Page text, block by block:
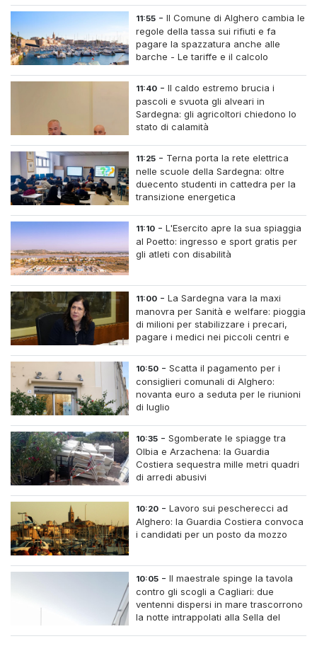
11:55 -Il Comune di Alghero cambia le
regole della tassa sui rifiuti e fa
pagare la spazzatura anche alle
barche - Le tariffe e il calcolo
11:40 -Il caldo estremo brucia i
pascoli e svuota gli alveari in
Sardegna: gli agricoltori chiedono lo
stato di calamità
11:25 - Terna porta la rete elettrica
nelle scuole della Sardegna: oltre
duecento studenti in cattedra per la
transizione energetica
11:10 -L'Esercito apre la sua spiaggia
al Poetto: ingresso e sport gratis per
gli atleti con disabilità
11:00 -La Sardegna vara la maxi
manovra per Sanità e welfare: pioggia
di milioni per stabilizzare i precari,
pagare i medici nei piccoli centri e
10:50 -Scatta il pagamento per i
consiglieri comunali di Alghero:
novanta euro a seduta per le riunioni
di luglio
10:35 -Sgomberate le spiagge tra
Olbia e Arzachena: la Guardia
Costiera sequestra mille metri quadri
di arredi abusivi
10:20 -Lavoro sui pescherecci ad
Alghero: la Guardia Costiera convoca
i candidati per un posto da mozzo
10:05 -Il maestrale spinge la tavola
contro gli scogli a Cagliari: due
ventenni dispersi in mare trascorrono
la notte intrappolati alla Sella del